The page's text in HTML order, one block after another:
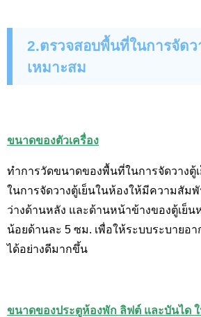
2.ตรวจสอบพื้นที่ในการจัดว
เหมาะสม
ขนาดของตัวเครื่อง
ทำการวัดขนาดของพื้นที่ในการจัดวางตู้
ในการจัดวางตู้เย็นในห้องให้มีความสัม
ว่างด้านหลัง และด้านหน้าข้างของตู้เย็น
น้อยด้านละ 5 ซม. เพื่อให้ระบบระบายอ
ได้อย่างดีมากขึ้น
ขนาดของประตูห้องพัก ลิฟต์ และบันได